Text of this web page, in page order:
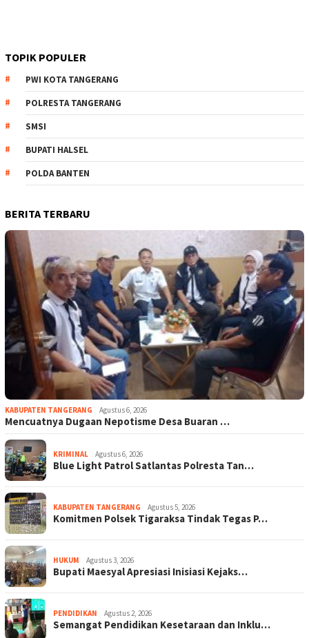
TOPIK POPULER
PWI KOTA TANGERANG
POLRESTA TANGERANG
SMSI
BUPATI HALSEL
POLDA BANTEN
BERITA TERBARU
KABUPATEN TANGERANG Agustus 6, 2026
Mencuatnya Dugaan Nepotisme Desa Buaran …
KRIMINAL Agustus 6, 2026
Blue Light Patrol Satlantas Polresta Tan…
KABUPATEN TANGERANG Agustus 5, 2026
Komitmen Polsek Tigaraksa Tindak Tegas P…
HUKUM Agustus 3, 2026
Bupati Maesyal Apresiasi Inisiasi Kejaks…
PENDIDIKAN Agustus 2, 2026
Semangat Pendidikan Kesetaraan dan Inklu…